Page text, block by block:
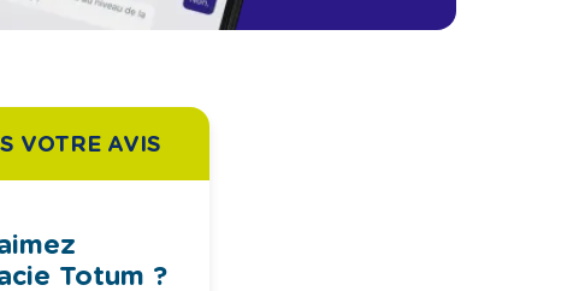
VOTRE AVIS
Totum ?